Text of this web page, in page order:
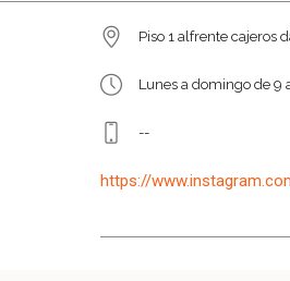
Piso 1 alfrente cajeros
Lunes a domingo de 9
--
https://